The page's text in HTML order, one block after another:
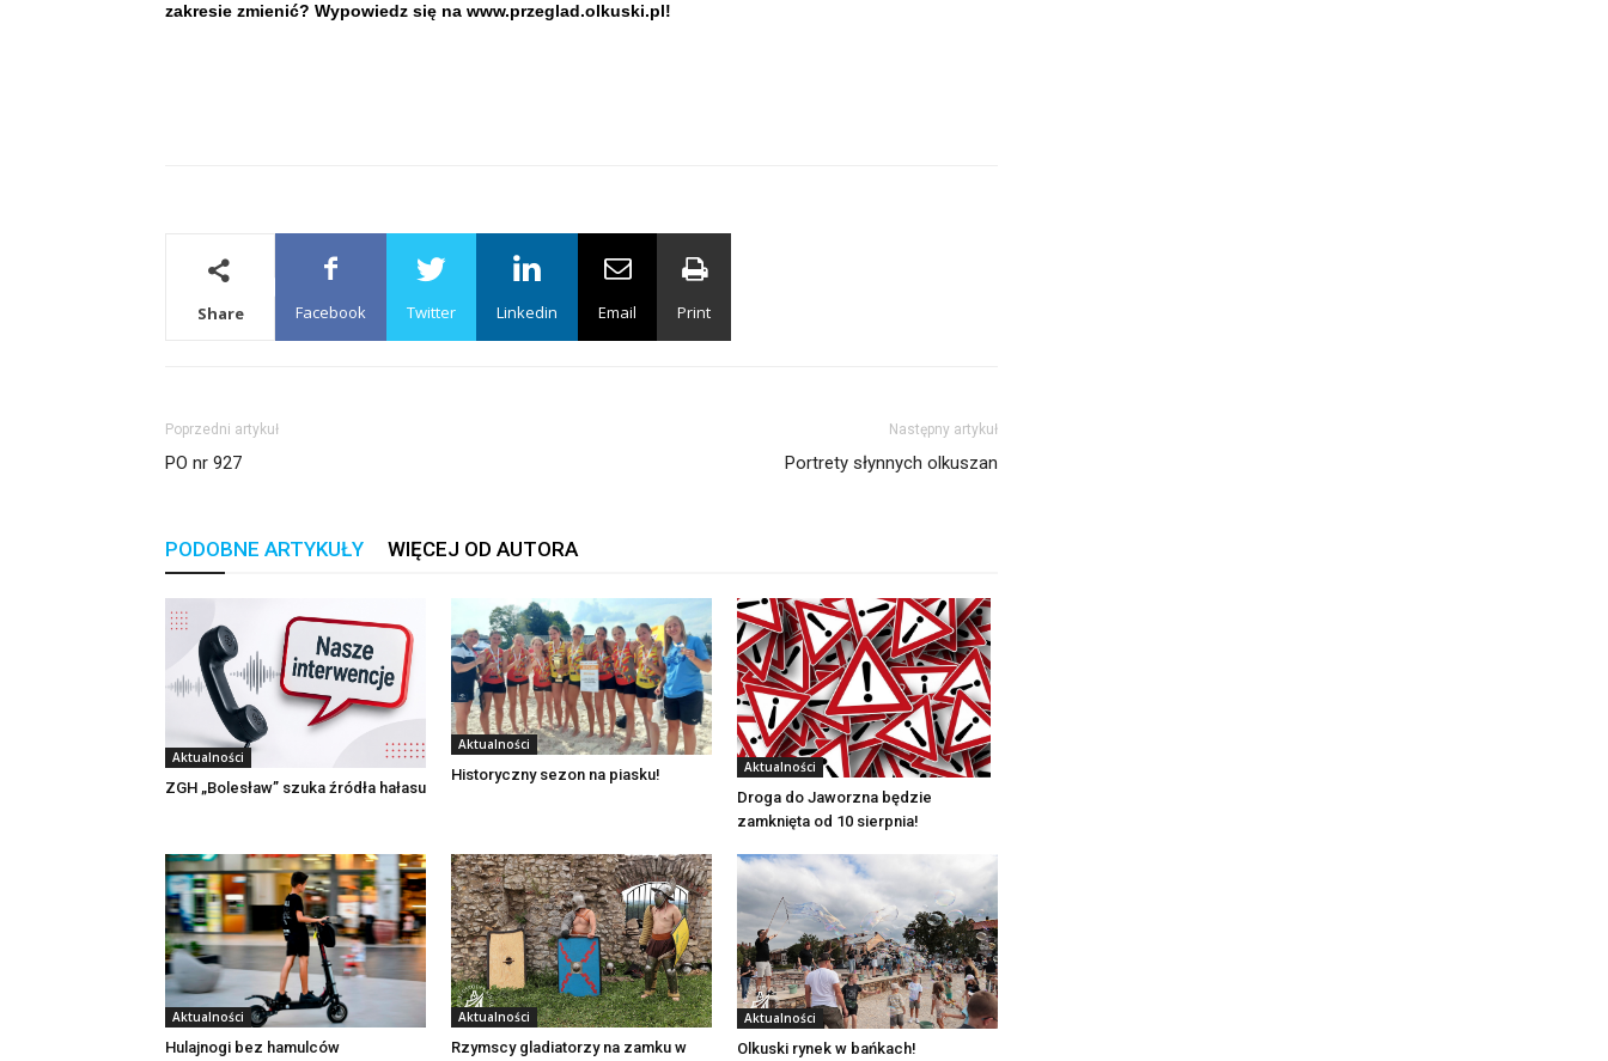
zakresie zmienić? Wypowiedz się na www.przeglad.olkuski.pl!
Share Facebook Twitter Linkedin Email Print
Poprzedni artykuł
PO nr 927
Następny artykuł
Portrety słynnych olkuszan
PODOBNE ARTYKUŁY WIĘCEJ OD AUTORA
Aktualności
ZGH „Bolesław” szuka źródła hałasu
Aktualności
Historyczny sezon na piasku! Aktualności
Droga do Jaworzna będzie
zamknięta od 10 sierpnia!
Aktualności
Hulajnogi bez hamulców
Aktualności
Rzymscy gladiatorzy na zamku w
Aktualności
Olkuski rynek w bańkach!